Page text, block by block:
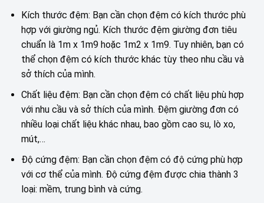
Kích thước đệm: Bạn cần chọn đệm có kích thước phù
hợp với giường ngủ. Kích thước đệm giường đơn tiêu
chuẩn là 1m x 1m9 hoặc 1m2 x 1m9. Tuy nhiên, bạn có
thể chọn đệm có kích thước khác tùy theo nhu cầu và
sở thích của mình.
Chất liệu đệm: Bạn cần chọn đệm có chất liệu phù hợp
với nhu cầu và sở thích của mình. Đệm giường đơn có
nhiều loại chất liệu khác nhau, bao gồm cao su, lò xo,
mút,…
Độ cứng đệm: Bạn cần chọn đệm có độ cứng phù hợp
với cơ thể của mình. Độ cứng đệm được chia thành 3
loại: mềm, trung bình và cứng.